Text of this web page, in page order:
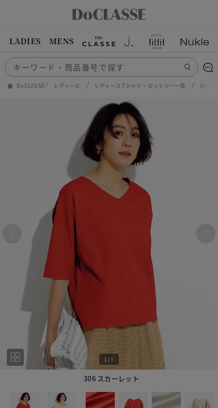
LADIES MENS
DoCLASSE レディース レディース Tシャツ・カットソー一覧 抜け
306 スカーレット
1 | 6